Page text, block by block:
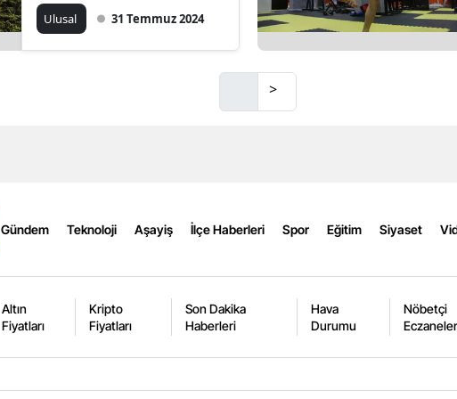
Mersin
Kırşehir
Kocaeli
Konya
Kütahya
Ulusal 31 Temmuz 2024
>
Gündem Teknoloji Aşayiş İlçe Haberleri Spor Eğitim Siyaset
Altın
Fiyatları
Kripto
Fiyatları
Son Dakika
Haberleri
Hava
Durumu
Nöbetçi
Eczaneler